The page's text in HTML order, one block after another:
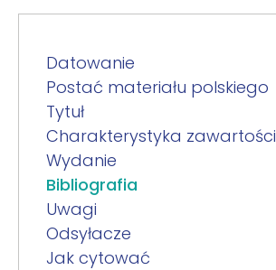
Datowanie
Postać materiału polskiego
Tytuł
Charakterystyka zawartości
Wydanie
Bibliografia
Uwagi
Odsyłacze
Jak cytować